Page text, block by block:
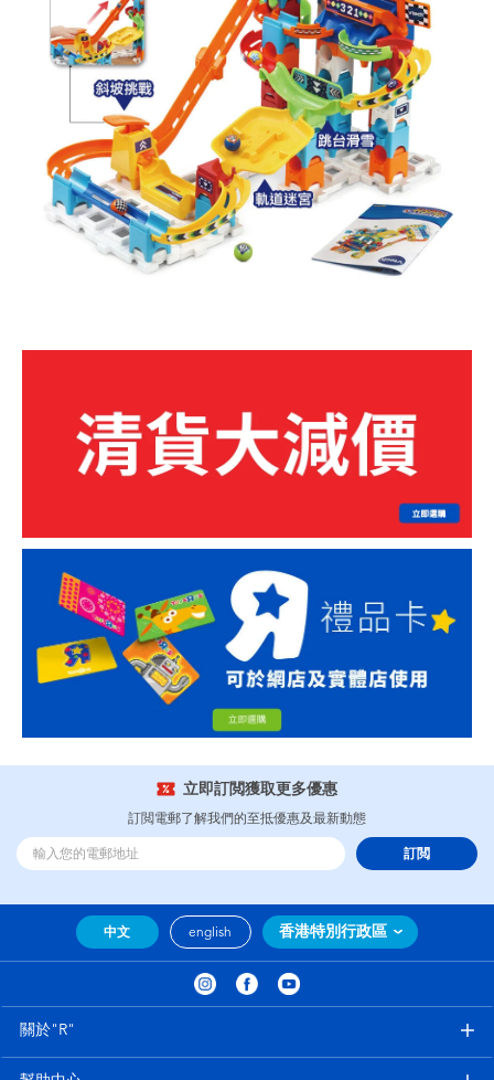
立即訂閲獲取更多優惠
訂閲電郵了解我們的至抵優惠及最新動態
訂閲
中文 english 香港特別行政區
關於"R"